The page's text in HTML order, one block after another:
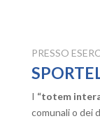
PRESSO
I “totem
comunali o dei